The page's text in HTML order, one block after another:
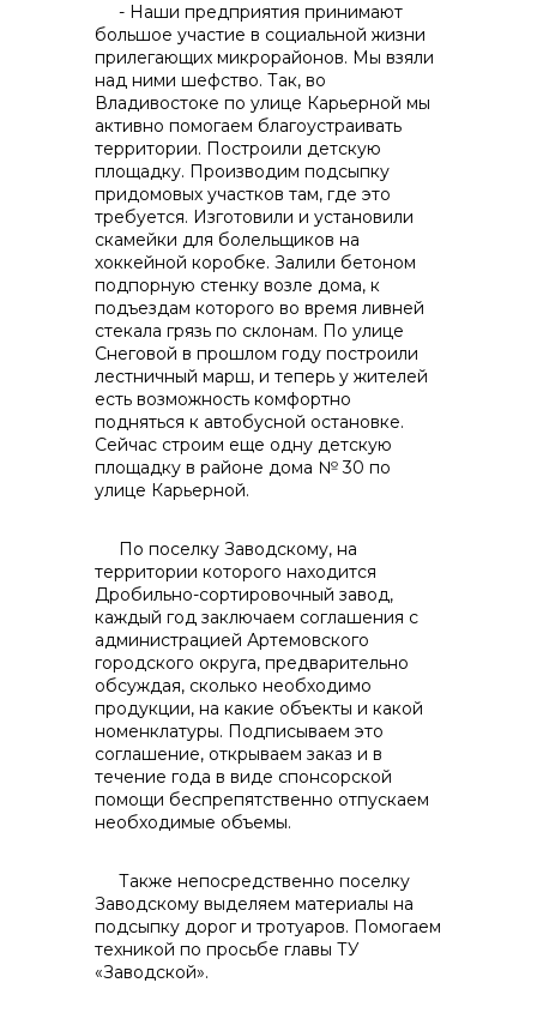
- Наши предприятия принимают
большое участие в социальной жизни
прилегающих микрорайонов. Мы взяли
над ними шефство. Так, во
Владивостоке по улице Карьерной мы
активно помогаем благоустраивать
территории. Построили детскую
площадку. Производим подсыпку
придомовых участков там, где это
требуется. Изготовили и установили
скамейки для болельщиков на
хоккейной коробке. Залили бетоном
подпорную стенку возле дома, к
подъездам которого во время ливней
стекала грязь по склонам. По улице
Снеговой в прошлом году построили
лестничный марш, и теперь у жителей
есть возможность комфортно
подняться к автобусной остановке.
Сейчас строим еще одну детскую
площадку в районе дома № 30 по
улице Карьерной.
По поселку Заводскому, на
территории которого находится
Дробильно-сортировочный завод,
каждый год заключаем соглашения с
администрацией Артемовского
городского округа, предварительно
обсуждая, сколько необходимо
продукции, на какие объекты и какой
номенклатуры. Подписываем это
соглашение, открываем заказ и в
течение года в виде спонсорской
помощи беспрепятственно отпускаем
необходимые объемы.
Также непосредственно поселку
Заводскому выделяем материалы на
подсыпку дорог и тротуаров. Помогаем
техникой по просьбе главы ТУ
«Заводской».